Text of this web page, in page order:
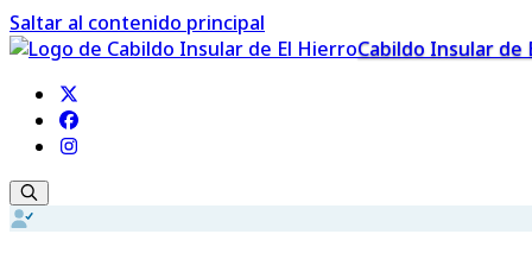
Saltar al contenido principal
Cabildo Insular de